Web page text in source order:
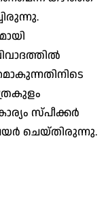
സ്പീക്കർ
ചെയ്തിരുന്നു.